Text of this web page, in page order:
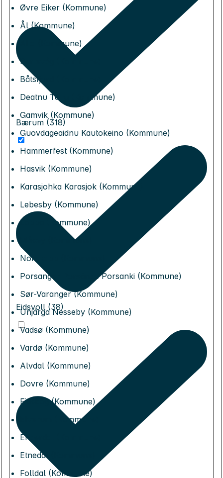
Øvre Eiker (Kommune)
Ål (Kommune)
Alta (Kommune)
Berlevåg (Kommune)
Båtsfjord (Kommune)
Deatnu Tana (Kommune)
Gamvik (Kommune)
Guovdageaidnu Kautokeino (Kommune)
Hammerfest (Kommune)
Hasvik (Kommune)
Karasjohka Karasjok (Kommune)
Lebesby (Kommune)
Loppa (Kommune)
Måsøy (Kommune)
Nordkapp (Kommune)
Porsanger Porsángu Porsanki (Kommune)
Sør-Varanger (Kommune)
Unjárga Nesseby (Kommune)
Vadsø (Kommune)
Vardø (Kommune)
Alvdal (Kommune)
Dovre (Kommune)
Eidskog (Kommune)
Elverum (Kommune)
Engerdal (Kommune)
Etnedal (Kommune)
Folldal (Kommune)
Bærum (318)
Eidsvoll (38)